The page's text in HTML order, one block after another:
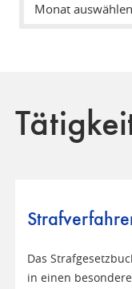
Das
in einen